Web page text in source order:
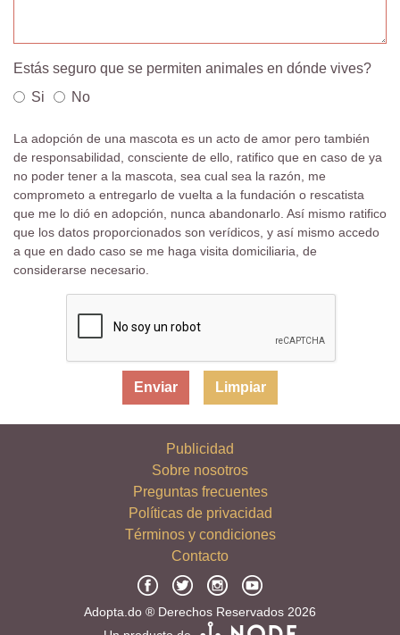
Estás seguro que se permiten animales en dónde vives?
Si
No
La adopción de una mascota es un acto de amor pero también
de responsabilidad, consciente de ello, ratifico que en caso de ya
no poder tener a la mascota, sea cual sea la razón, me
comprometo a entregarlo de vuelta a la fundación o rescatista
que me lo dió en adopción, nunca abandonarlo. Así mismo ratifico
que los datos proporcionados son verídicos, y así mismo accedo
a que en dado caso se me haga visita domiciliaria, de
considerarse necesario.
Limpiar
Publicidad
Sobre nosotros
Preguntas frecuentes
Políticas de privacidad
Términos y condiciones
Contacto
Adopta.do ® Derechos Reservados 2026